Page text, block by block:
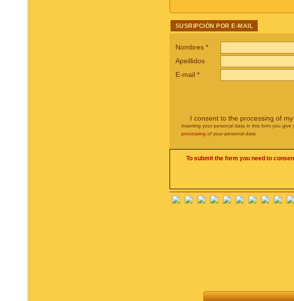
SUSRIPCIÓN POR E-MAIL
Nombres *
Apeillidos
E-mail *
I consent to the processing of
Inserting your personal data in this form you give
processing of your personal data
To submit the form you need to